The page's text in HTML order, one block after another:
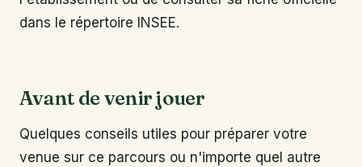
dans le répertoire INSEE.
Avant de venir jouer
Quelques conseils utiles pour préparer votre
venue sur ce parcours ou n'importe quel autre